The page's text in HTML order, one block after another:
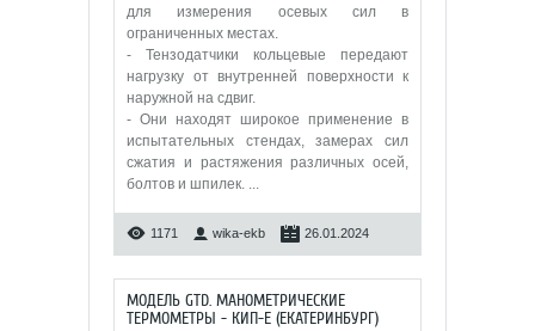
для измерения осевых сил в
ограниченных местах.
- Тензодатчики кольцевые передают
нагрузку от внутренней поверхности к
наружной на сдвиг.
- Они находят широкое применение в
испытательных стендах, замерах сил
сжатия и растяжения различных осей,
болтов и шпилек. ...
1171 wika-ekb 26.01.2024
МОДЕЛЬ GTD. МАНОМЕТРИЧЕСКИЕ
ТЕРМОМЕТРЫ - КИП-Е (ЕКАТЕРИНБУРГ)